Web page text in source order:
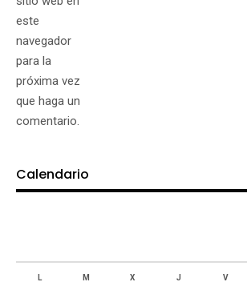
este
navegador
para la
próxima vez
que haga un
comentario.
Calendario
L M X J V